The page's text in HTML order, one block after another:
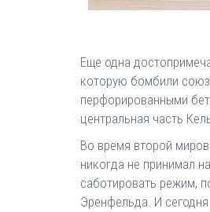
Еще одна
которую бомбили
перфорированными
центральная часть
Во время второй
никогда не принимал
саботировать режим,
Эренфельда. И